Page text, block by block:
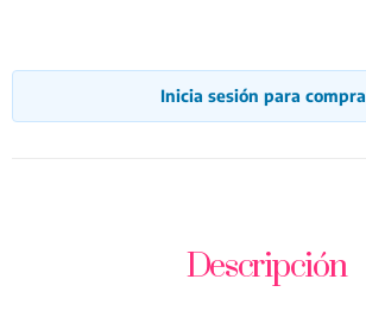
Inicia sesión para
Descripción